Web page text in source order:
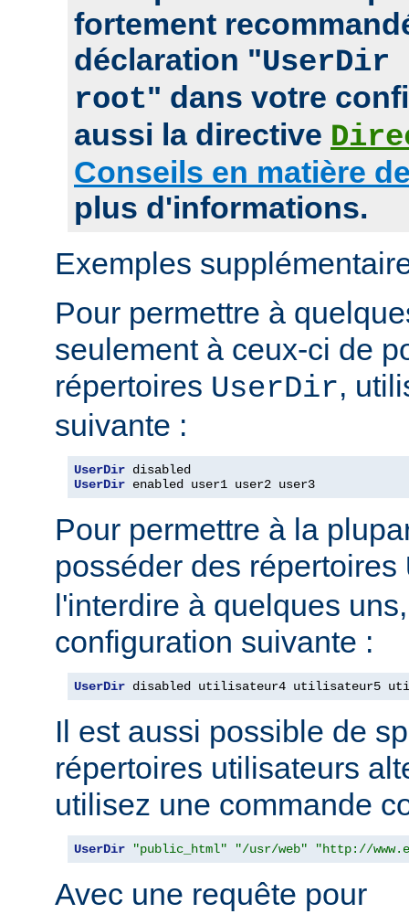
fortement
déclaration "UserDir
root" dans votre
aussi la directive
Conseils en matière
plus d'informations.
Exemples
Pour permettre à
seulement à ceux-ci de
répertoires UserDir,
suivante :
UserDir
UserDir enabled user1 user2 user3
Pour permettre à la
posséder des répertoires
l'interdire à quelques
configuration suivante :
UserDir disabled utilisateur4 utilisateur5
Il est aussi possible de
répertoires utilisateurs
utilisez une commande
UserDir "public_html" "/usr/web" "http://
Avec une requête pour